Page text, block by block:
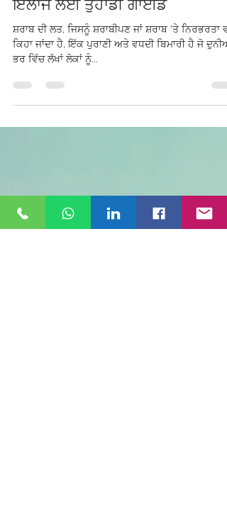
ਸ਼ਰਾਬ ਦੀ ਲਤ ਤੋਂ ਛੁਟਕਾਰਾ: ਪੰਜਾਬ ਵਿੱਚ
ਇਲਾਜ ਲਈ ਤੁਹਾਡੀ ਗਾਈਡ
ਸ਼ਰਾਬ ਦੀ ਲਤ, ਜਿਸਨੂੰ ਸ਼ਰਾਬੀਪਣ ਜਾਂ ਸ਼ਰਾਬ 'ਤੇ ਨਿਰਭਰਤਾ ਵੀ
ਭਰ ਵਿੱਚ ਲੱਖਾਂ ਲੋਕਾਂ ਨੂੰ...